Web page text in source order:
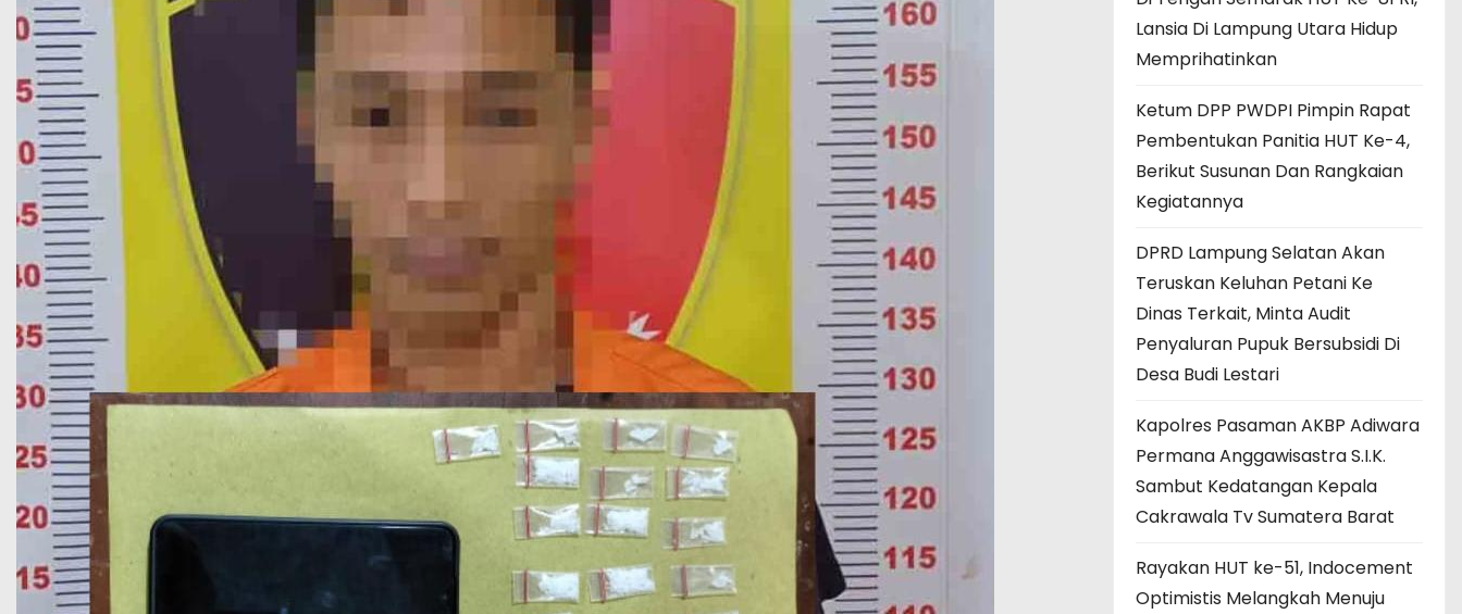
Lansia Di Lampung Utara Hidup
Memprihatinkan
Ketum DPP PWDPI Pimpin Rapat
Pembentukan Panitia HUT Ke-4,
Berikut Susunan Dan Rangkaian
Kegiatannya
DPRD Lampung Selatan Akan
Teruskan Keluhan Petani Ke
Dinas Terkait, Minta Audit
Penyaluran Pupuk Bersubsidi Di
Desa Budi Lestari
Kapolres Pasaman AKBP Adiwara
Permana Anggawisastra S.I.K.
Sambut Kedatangan Kepala
Cakrawala Tv Sumatera Barat
Rayakan HUT ke-51, Indocement
Optimistis Melangkah Menuju